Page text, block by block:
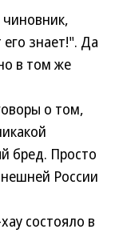
знает!". Да
в том же
о том,
бред. Просто
России
состояло в